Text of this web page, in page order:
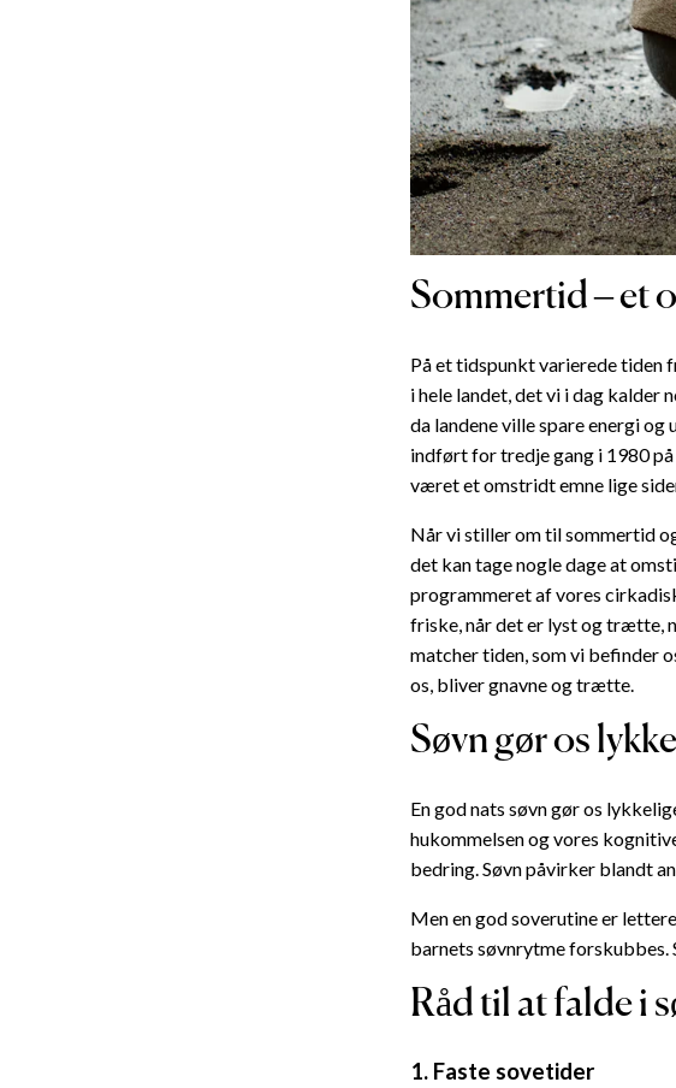
Sommertid – et
På et tidspunkt varierede tiden
i hele landet, det vi i dag
da landene ville spare energi
indført for tredje gang i 1980
været et omstridt emne lige
Når vi stiller om til sommertid
det kan tage nogle dage at
programmeret af vores
friske, når det er lyst og trætte,
matcher tiden, som vi befinder
os, bliver gnavne og trætte.
Søvn gør os
En god nats søvn gør os
hukommelsen og vores
bedring. Søvn påvirker blandt
Men en god soverutine er
barnets søvnrytme forskubbes.
Råd til at falde i
1. Faste sovetider